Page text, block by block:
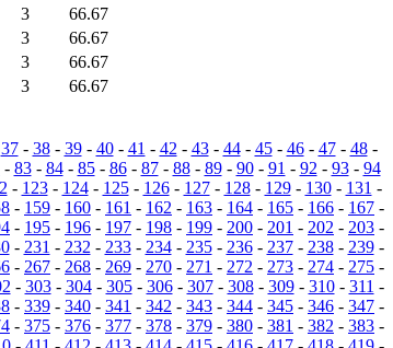
3
66.67
3
66.67
3
66.67
3 66.67
37- 38- 39- 40- 41 - 42 - 43- 44- 45- 46- 47- 48-
- 83- 84- 85- 86- 87- 88- 89- 90- 91 - 92 - 93- 94
- 123- 124- 125- 126- 127- 128- 129- 130- 131 -
- 159 - 160 - 161 - 162 - 163 - 164 - 165 - 166 - 167 -
- 195 - 196 - 197 - 198 - 199 - 200 - 201 - 202 - 203 -
- 231 - 232 - 233- 234- 235- 236- 237- 238- 239-
- 267 - 268 - 269 - 270 - 271 - 272 - 273 - 274 - 275 -
- 303- 304- 305- 306- 307- 308- 309- 310- 311 -
- 339 - 340 - 341 - 342 - 343 - 344 - 345 - 346 - 347 -
- 375 - 376 - 377 - 378 - 379 - 380 - 381 - 382 - 383 -